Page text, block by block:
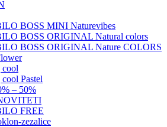
BOSS MINI Naturevibes
BOSS ORIGINAL Natural colors
BOSS ORIGINAL Nature COLORS
cool
Pastel
– 50%
FREE
zezalice